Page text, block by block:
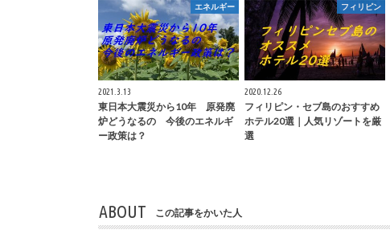
エネルギー
2021.3.13
東日本大震災から10年 原発廃
炉どうなるの 今後のエネルギ
ー政策は？
フィリピン
2020.12.26
フィリピン・セブ島のおすすめ
ホテル20選｜人気リゾートを厳
選
ABOUT この記事をかいた人